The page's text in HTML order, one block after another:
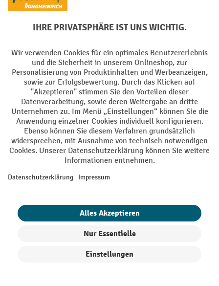
Soziale Netzwerke
Impressum Datenschutz
Barrierefreiheit Privacy Settings
Alle Preise exkl. gesetzl. Mehrwertsteuer zzgl.Versandkostenund ggf.
Nachnahmegebühren, wenn nicht anders angegeben.
¹ Der Rabatt gilt so lange der Vorrat reicht. Der Rabatt gilt nicht auf
oder Gutscheinen ist nicht möglich. | ² Der Rabatt wird einmalig bei
eingelöst werden. Die Höhe des Rabatts variiert je nach
Produktkategorie und beträgt bis zu 10 % (10 % auf Lager, Umwelt,
Heben | 7% auf Büro). Ausgenommen sind Elektro-Hubwagen,
Ausschluss von Werkzeug. Gilt nicht auf Sonderpreise. Kombination